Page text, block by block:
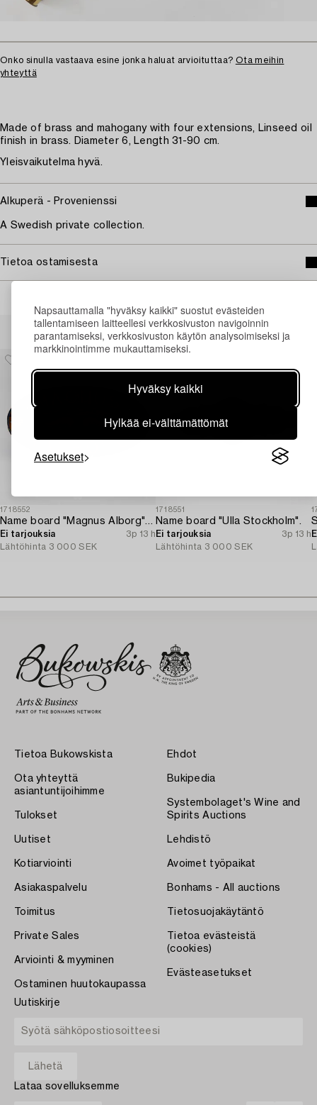
Napsauttamalla "hyväksy kaikki" suostut evästeiden
tallentamiseen laitteellesi verkkosivuston navigoinnin
parantamiseksi, verkkosivuston käytön analysoimiseksi ja
markkinointimme mukauttamiseksi.
Hyväksy kaikki
Hylkää ei-välttämättömät
Asetukset
Onko sinulla vastaava esine jonka haluat arvioituttaa? Ota meihin
yhteyttä
Made of brass and mahogany with four extensions, Linseed oil
finish in brass. Diameter 6, Length 31-90 cm.
Yleisvaikutelma hyvä.
Alkuperä - Provenienssi
A Swedish private collection.
Tietoa ostamisesta
Muiden katsomia kohteita
1718552
Name board "Magnus Alborg" / "Veritas XXII (Köbenhavn" Copenhan).
Ei tarjouksia
3p 13 h
Lähtöhinta 3 000 SEK
1718551
Name board "Ulla Stockholm".
Ei tarjouksia
3p 13 h
Lähtöhinta 3 000 SEK
Tietoa Bukowskista
Ota yhteyttä
asiantuntijoihimme
Tulokset
Uutiset
Kotiarviointi
Asiakaspalvelu
Toimitus
Private Sales
Arviointi & myyminen
Ostaminen huutokaupassa
Ehdot
Bukipedia
Systembolaget's Wine and
Spirits Auctions
Lehdistö
Avoimet työpaikat
Bonhams - All auctions
Tietosuojakäytäntö
Tietoa evästeistä
(cookies)
Evästeasetukset
Uutiskirje
Lataa sovelluksemme